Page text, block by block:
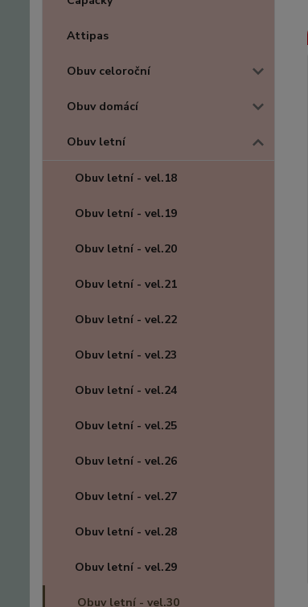
Attipas
Obuv celoroční
Obuv domácí
Obuv letní
Obuv letní - vel.18
Obuv letní - vel.19
Obuv letní - vel.20
Obuv letní - vel.21
Obuv letní - vel.22
Obuv letní - vel.23
Obuv letní - vel.24
Obuv letní - vel.25
Obuv letní - vel.26
Obuv letní - vel.27
Obuv letní - vel.28
Obuv letní - vel.29
Obuv letní - vel.30